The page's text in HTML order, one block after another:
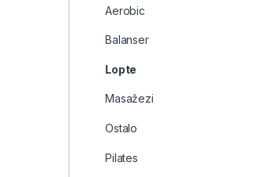
Aerobic
Balanser
Lopte
Masažezi
Ostalo
Pilates